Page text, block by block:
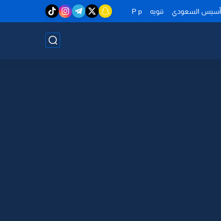
السعودي تنويه P p